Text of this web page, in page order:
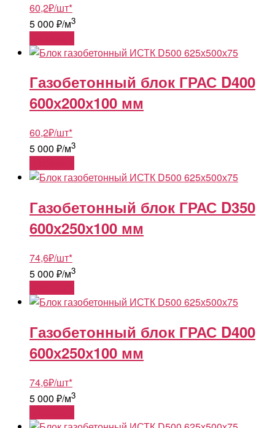
60,2₽/шт*
5 000 ₽/м3
Газобетонный блок ГРАС D400
600х200х100 мм
60,2₽/шт*
5 000 ₽/м3
Газобетонный блок ГРАС D350
600х250х100 мм
74,6₽/шт*
5 000 ₽/м3
Газобетонный блок ГРАС D400
600х250х100 мм
74,6₽/шт*
5 000 ₽/м3